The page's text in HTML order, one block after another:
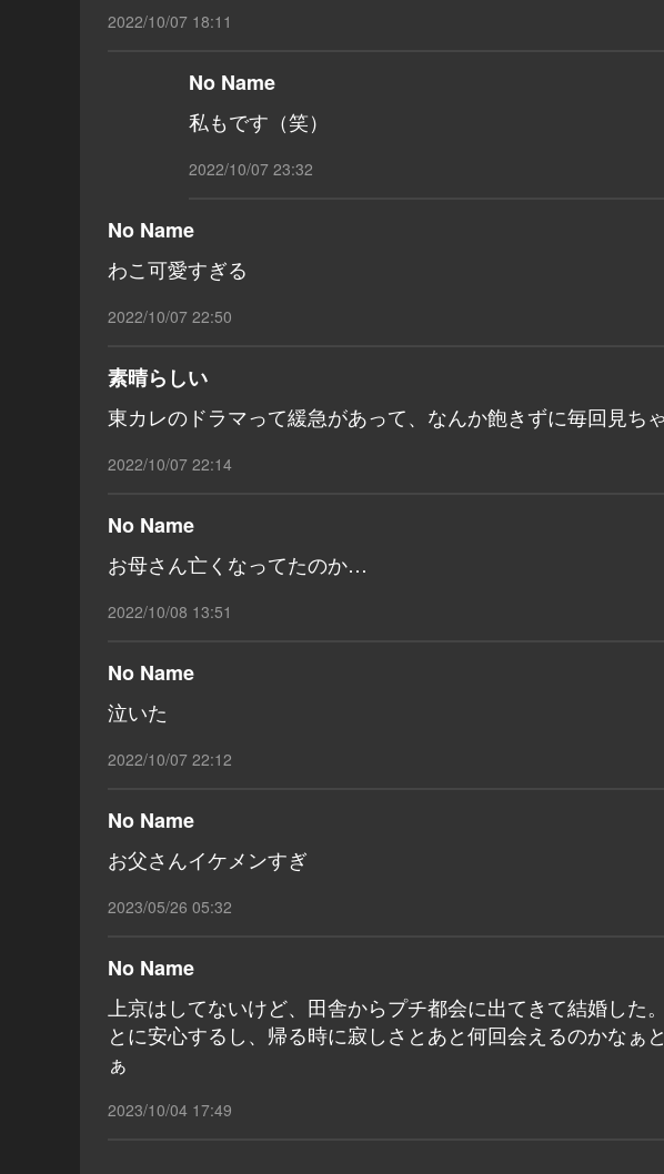
2022/10/07 18:11
No Name
私もです（笑）
2022/10/07 23:32
No Name
わこ可愛すぎる
2022/10/07 22:50
素晴らしい
東カレのドラマって緩急があって、なんか飽きずに毎回見ちゃ
2022/10/07 22:14
No Name
お母さん亡くなってたのか…
2022/10/08 13:51
No Name
泣いた
2022/10/07 22:12
No Name
お父さんイケメンすぎ
2023/05/26 05:32
No Name
上京はしてないけど、田舎からプチ都会に出てきて結婚した
とに安心するし、帰る時に寂しさとあと何回会えるのかなぁ
ぁ
2023/10/04 17:49